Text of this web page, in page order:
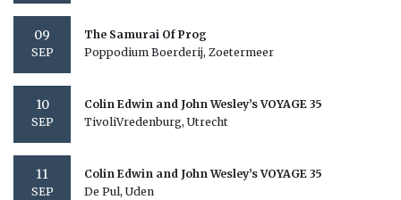
09
SEP
The Samurai Of Prog
Poppodium Boerderij, Zoetermeer
10
SEP
Colin Edwin and John Wesley’s VOYAGE 35
TivoliVredenburg, Utrecht
11
SEP
Colin Edwin and John Wesley’s VOYAGE 35
De Pul, Uden